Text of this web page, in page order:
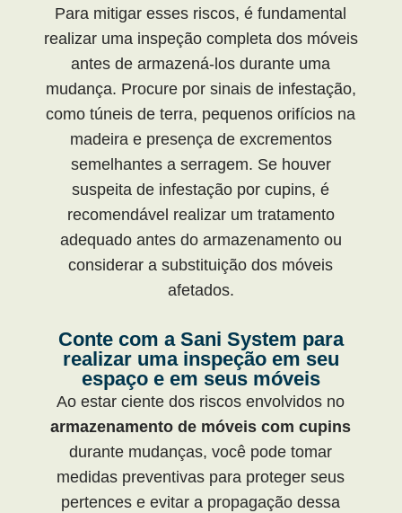
Para mitigar esses riscos, é fundamental
realizar uma inspeção completa dos móveis
antes de armazená-los durante uma
mudança. Procure por sinais de infestação,
como túneis de terra, pequenos orifícios na
madeira e presença de excrementos
semelhantes a serragem. Se houver
suspeita de infestação por cupins, é
recomendável realizar um tratamento
adequado antes do armazenamento ou
considerar a substituição dos móveis
afetados.
Conte com a Sani System para
realizar uma inspeção em seu
espaço e em seus móveis
Ao estar ciente dos riscos envolvidos no
armazenamento de móveis com cupins
durante mudanças, você pode tomar
medidas preventivas para proteger seus
pertences e evitar a propagação dessa